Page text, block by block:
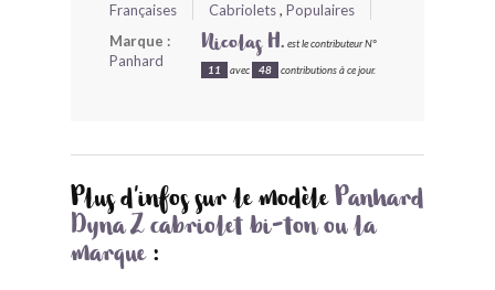
Françaises
Cabriolets, Populaires
Marque :
Panhard
Nicolas H. est le contributeur N°
11 avec 48 contributions à ce jour.
Plus d'infos sur le modèle Panhard
Dyna Z cabriolet bi-ton ou la
marque: